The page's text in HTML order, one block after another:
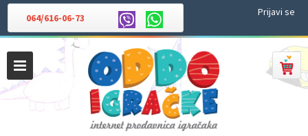
064/616-06-73 Prijavi se